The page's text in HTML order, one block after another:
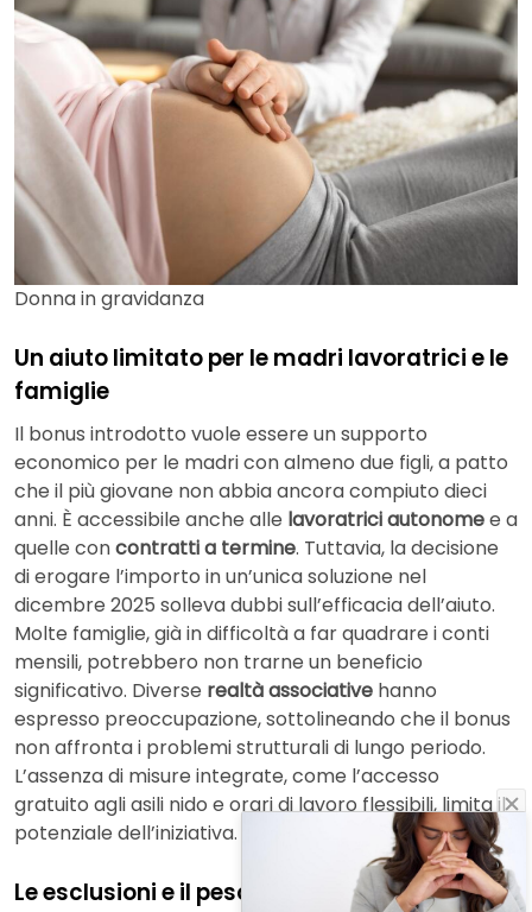
Donna in gravidanza
Un aiuto limitato per le madri lavoratrici e le
famiglie
Il bonus introdotto vuole essere un supporto
economico per le madri con almeno due figli, a patto
che il più giovane non abbia ancora compiuto dieci
anni. È accessibile anche alle lavoratrici autonomee a
quelle concontratti a termine. Tuttavia, la decisione
di erogare l’importo in un’unica soluzione nel
dicembre 2025 solleva dubbi sull’efficacia dell’aiuto.
Molte famiglie, già in difficoltà a far quadrare i conti
mensili, potrebbero non trarne un beneficio
significativo. Diverse realtà associative hanno
espresso preoccupazione, sottolineando che il bonus
non affronta i problemi strutturali di lungo periodo.
L’assenza di misure integrate, come l’accesso
gratuito agli asili nido e orari di lavoro flessibili, limita il
potenziale dell’iniziativa.
Le esclusioni e il peso sui lavoratori precari